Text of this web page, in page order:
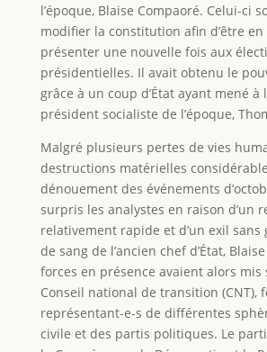
l’époque, Blaise Compaoré. Celui-ci
modifier la constitution afin d’être en
présenter une nouvelle fois aux
présidentielles. Il avait obtenu le
grâce à un coup d’État ayant mené à
président socialiste de l’époque,
Malgré plusieurs pertes de vies
destructions matérielles
dénouement des événements
surpris les analystes en raison d’un
relativement rapide et d’un exil
de sang de l’ancien chef d’État,
forces en présence avaient alors mis
Conseil national de transition (CNT),
représentant-e-s de différentes
civile et des partis politiques. Le